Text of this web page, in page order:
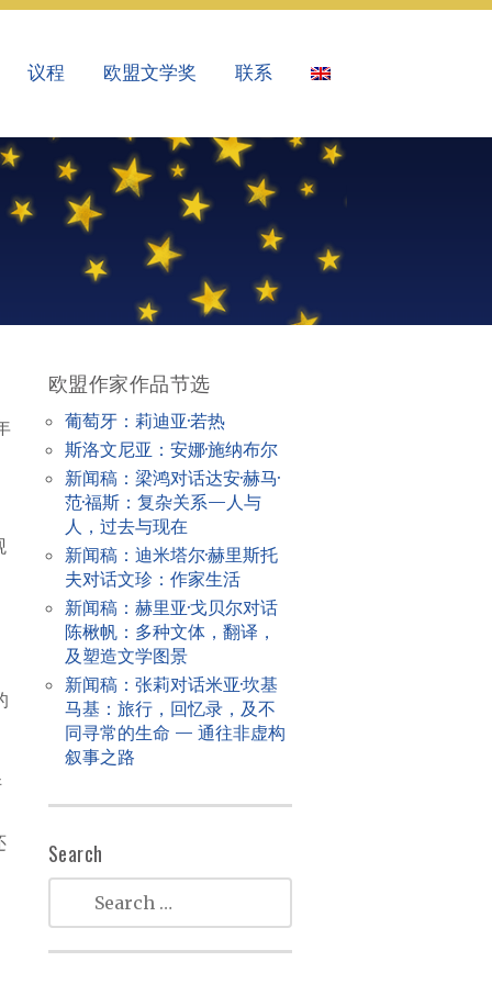
议程 欧盟文学奖 联系
欧盟作家作品节选
葡萄牙：莉迪亚·若热
斯洛文尼亚：安娜·施纳布尔
新闻稿：梁鸿对话达安·赫马·
范·福斯：复杂关系—人与
人，过去与现在
新闻稿：迪米塔尔·赫里斯托
夫对话文珍：作家生活
新闻稿：赫里亚·戈贝尔对话
陈楸帆：多种文体，翻译，
及塑造文学图景
新闻稿：张莉对话米亚·坎基
马基：旅行，回忆录，及不
同寻常的生命 — 通往非虚构
叙事之路
Search